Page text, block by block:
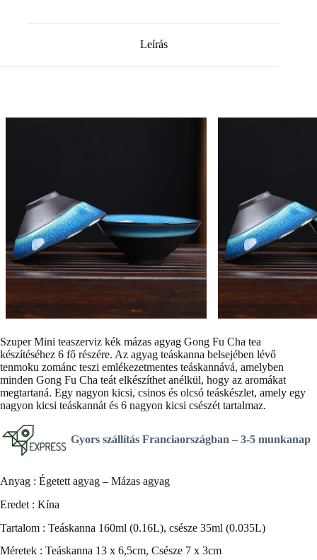
Leírás
SzuperMini teaszerviz kék mázas agyag Gong Fu Cha tea
készítéséhez 6 fő részére. Az agyag teáskanna belsejében lévő
tenmoku zománc teszi emlékezetmentes teáskannává, amelyben
minden Gong Fu Cha teát elkészíthet anélkül, hogy az aromákat
megtartaná. Egy nagyon kicsi, csinos és olcsó teáskészlet, amely egy
nagyon kicsi teáskannát és 6 nagyon kicsi csészét tartalmaz.
Gyors szállítás Franciaországban – 3-5 munkanap
Anyag : Égetett agyag – Mázas agyag
Eredet : Kína
Tartalom : Teáskanna 160ml (0.16L), csésze 35ml (0.035L)
Méretek : Teáskanna 13 x 6,5cm, Csésze 7 x 3cm